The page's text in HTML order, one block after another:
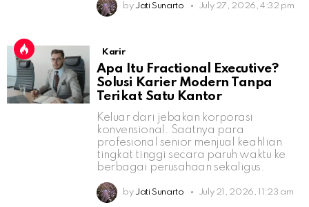
by Jati Sunarto July 27, 2026, 4:32 pm
Karir
Apa Itu Fractional Executive?
Solusi Karier Modern Tanpa
Terikat Satu Kantor
Keluar dari jebakan korporasi
konvensional. Saatnya para
profesional senior menjual keahlian
tingkat tinggi secara paruh waktu ke
berbagai perusahaan sekaligus.
by Jati Sunarto July 21, 2026, 11:23 am